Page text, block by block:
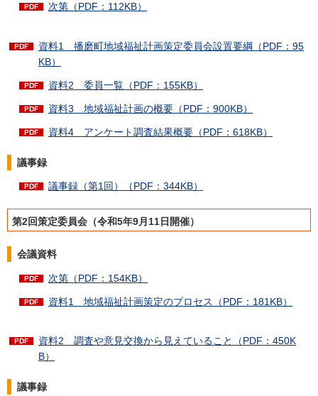
次第（PDF：112KB）
資料1 播磨町地域福祉計画策定委員会設置要綱（PDF：95
KB）
資料2 委員一覧（PDF：155KB）
資料3 地域福祉計画の概要（PDF：900KB）
資料4 アンケート調査結果概要（PDF：618KB）
議事録
議事録（第1回）（PDF：344KB）
第2回策定委員会（令和5年9月11日開催）
会議資料
次第（PDF：154KB）
資料1 地域福祉計画策定のプロセス（PDF：181KB）
資料2 調査や意見交換から見えていること（PDF：450K
B）
議事録